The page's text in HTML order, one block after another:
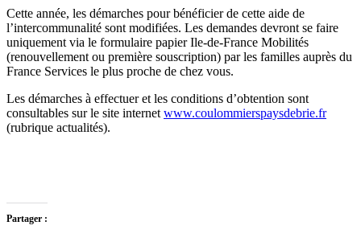
Cette année, les démarches pour bénéficier de cette aide de
l’intercommunalité sont modifiées. Les demandes devront se faire
uniquement via le formulaire papier Ile-de-France Mobilités
(renouvellement ou première souscription) par les familles auprès du
France Services le plus proche de chez vous.
Les démarches à effectuer et les conditions d’obtention sont
consultables sur le site internet www.coulommierspaysdebrie.fr
(rubrique actualités).
Partager :